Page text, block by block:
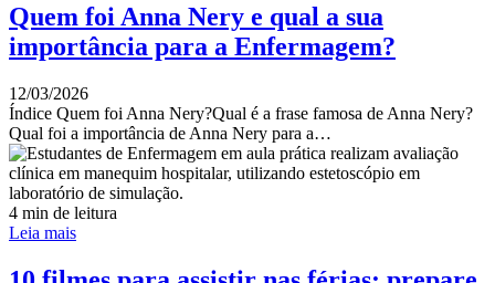
Quem foi Anna Nery e qual a sua
importância para a Enfermagem?
12/03/2026
Índice Quem foi Anna Nery?Qual é a frase famosa de Anna Nery?
Qual foi a importância de Anna Nery para a…
4 min de leitura
Leia mais